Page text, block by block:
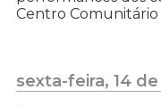
Centro Comunitário
sexta-feira, 14